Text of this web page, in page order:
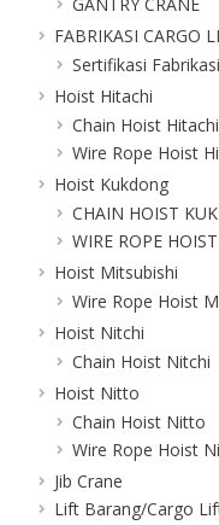
GANTRY CRANE
FABRIKASI CARGO
Sertifikasi
Hoist Hitachi
Chain Hoist Hitachi
Wire Rope Hoist
Hoist Kukdong
CHAIN HOIST
WIRE ROPE
Hoist Mitsubishi
Wire Rope Hoist
Hoist Nitchi
Chain Hoist Nitchi
Hoist Nitto
Chain Hoist Nitto
Wire Rope Hoist
Jib Crane
Lift Barang/Cargo